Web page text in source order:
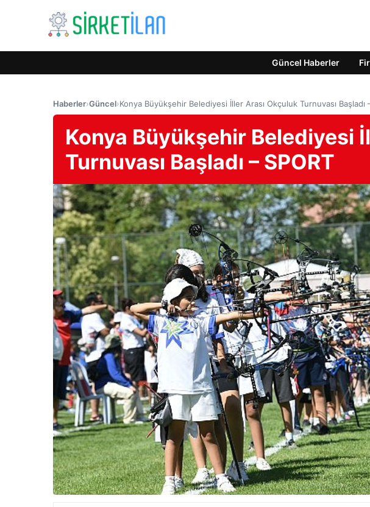
Güncel Haberler
Haberler›Güncel›Konya Büyükşehir Belediyesi İller Arası Okçuluk Turnuvası Başladı
Konya Büyükşehir Belediyesi
Turnuvası Başladı – SPORT